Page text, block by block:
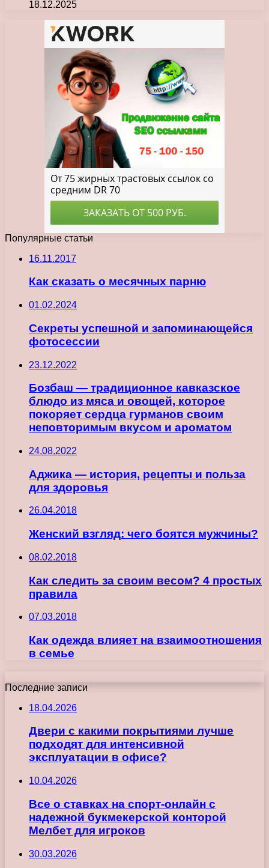
18.12.2025
Популярные статьи
16.11.2017
Как сказать о месячных парню
01.02.2024
Секреты успешной и запоминающейся
фотосессии
23.12.2022
Бозбаш — традиционное кавказское
блюдо из мяса и овощей, которое
покоряет сердца гурманов своим
неповторимым вкусом и ароматом
24.08.2022
Аджика — история, рецепты и польза
для здоровья
26.04.2018
Женский взгляд: чего боятся мужчины?
08.02.2018
Как следить за своим весом? 4 простых
правила
07.03.2018
Как одежда влияет на взаимоотношения
в семье
Последние записи
18.04.2026
Двери с какими покрытиями лучше
подходят для интенсивной
эксплуатации в офисе?
10.04.2026
Все о ставках на спорт-онлайн с
надежной букмекерской конторой
Мелбет для игроков
30.03.2026